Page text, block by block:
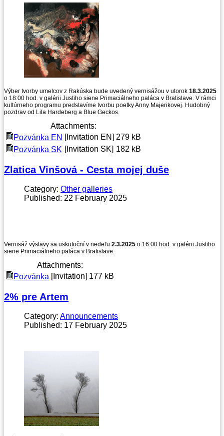
Výber tvorby umelcov z Rakúska bude uvedený vernisážou v utorok 18.3.2025
o 18:00 hod. v galérii Justiho siene Primaciálneho paláca v Bratislave. V rámci
kultúrneho programu predstavíme tvorbu poetky Anny Majerikovej. Hudobný
pozdrav od Lila Hardeberg a Blue Geckos.
Attachments:
Pozvánka EN [Invitation EN] 279 kB
Pozvánka SK [Invitation SK] 182 kB
Zlatica Vinšová - Cesta mojej duše
Category: Other galleries
Published: 22 February 2025
Vernisáž výstavy sa uskutoční v nedeľu 2.3.2025 o 16:00 hod. v galérii Justiho
siene Primaciálneho paláca v Bratislave.
Attachments:
Pozvánka [Invitation] 177 kB
2% pre Artem
Category: Announcements
Published: 17 February 2025